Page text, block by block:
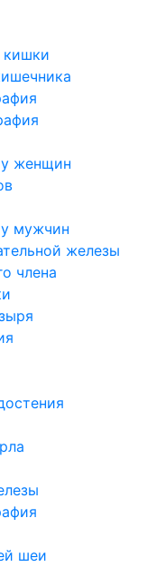
женщин
мужчин
железы
члена
шеи